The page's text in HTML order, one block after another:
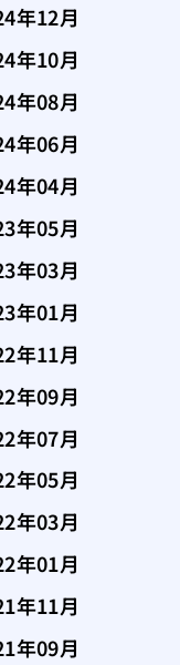
年12月
年10月
年08月
年06月
年04月
年05月
年03月
年01月
年11月
年09月
年07月
年05月
年03月
年01月
年11月
年09月